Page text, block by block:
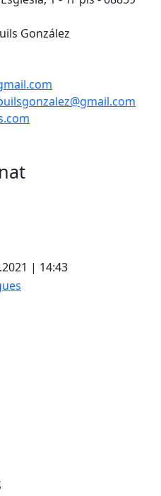
González
| 14:43